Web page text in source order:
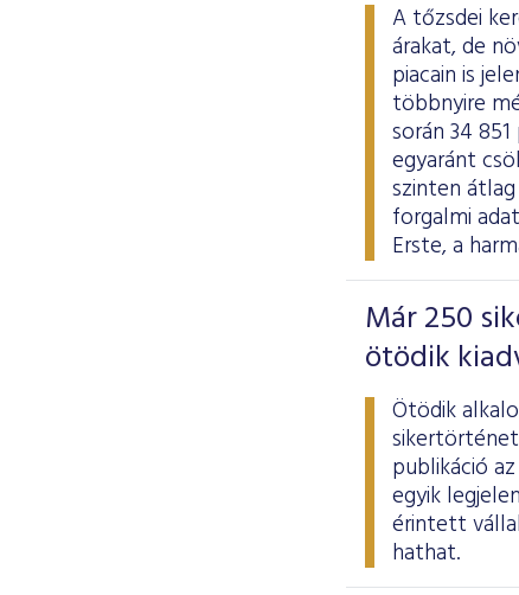
A tőzsdei
árakat, de
piacain is
többnyire
során 34
egyaránt
szinten
forgalmi
Erste, a
Már 250
ötödik
Ötödik
publikáció
egyik
érintett
hathat.